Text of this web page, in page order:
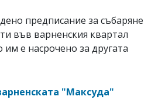
предписание за събаряне
във варненския квартал
е насрочено за другата
"Максуда"